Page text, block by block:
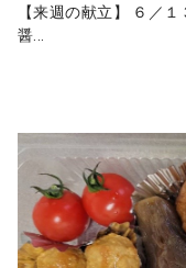
【来週の献立】 ６／
醤...